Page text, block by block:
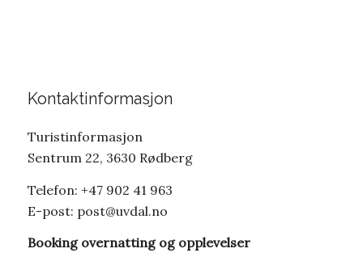
Kontaktinformasjon
Turistinformasjon
Sentrum 22, 3630 Rødberg
Telefon: +47 902 41 963
E-post: post@uvdal.no
Booking overnatting og opplevelser